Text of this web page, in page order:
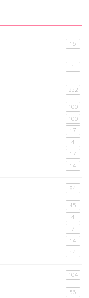
16
1
252
100
100
17
4
17
14
84
45
4
7
14
14
104
56